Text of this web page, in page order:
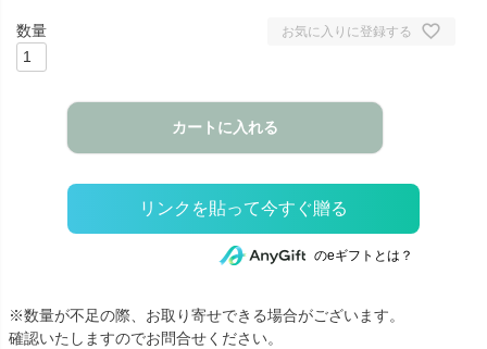
お気に入りに登録する
カートに入れる
のeギフトとは？
※数量が不足の際、お取り寄せできる場合がございます。
確認いたしますのでお問合せください。